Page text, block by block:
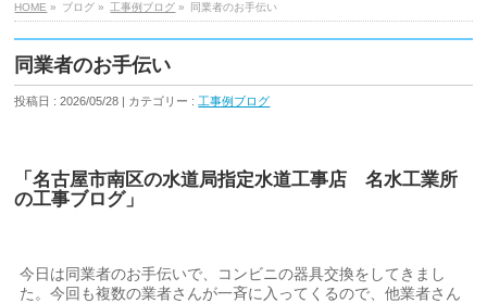
HOME » ブログ » 工事例ブログ » 同業者のお手伝い
同業者のお手伝い
投稿日 : 2026/05/28 | カテゴリー : 工事例ブログ
「名古屋市南区の水道局指定水道工事店 名水工業所
の工事ブログ」
今日は同業者のお手伝いで、コンビニの器具交換をしてきまし
た。今回も複数の業者さんが一斉に入ってくるので、他業者さん